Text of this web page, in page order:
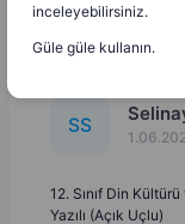
SS
12. Sınıf Din
Yazılı (Açık Uçlu)
inceleyebilirsiniz.
Güle güle kullanın.